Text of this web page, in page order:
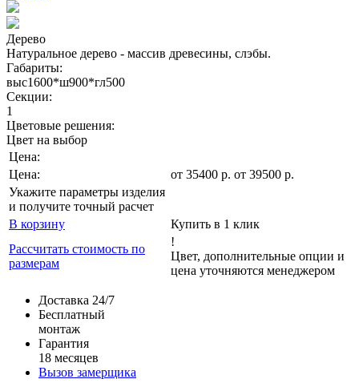
Дерево
Натуральное дерево - массив древесины, слэбы.
Габариты:
выс1600*ш900*гл500
Секции:
1
Цветовые решения:
Цвет на выбор
Цена:
Цена:
от 35400 р. от 39500 р.
Укажите параметры изделия
и получите точный расчет
В корзину
Купить в 1 клик
Рассчитать стоимость по
размерам
!
Цвет, дополнительные опции и
цена уточняются менеджером
Доставка 24/7
Бесплатный
монтаж
Гарантия
18 месяцев
Вызов замерщика